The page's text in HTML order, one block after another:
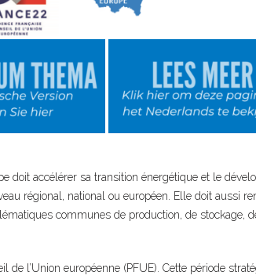
doit accélérer sa transition énergétique et le
régional, national ou européen. Elle doit aussi
communes de production, de stockage,
de l’Union européenne (PFUE). Cette période